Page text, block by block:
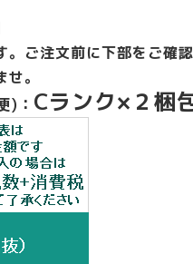
ご注文前に下部をご確
。
)： Cランク×２梱